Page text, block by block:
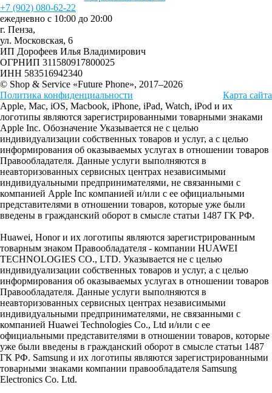
+7 (902) 080-62-22
ежедневно с 10:00 до 20:00
г. Пенза,
ул. Московская, 6
ИП Дорофеев Илья Владимирович
ОГРНИП 311580917800025
ИНН 583516942340
© Shop & Service «Future Phone», 2017–2026
Политика конфиденциальности
Карта сайта
Apple, Mac, iOS, Macbook, iPhone, iPad, Watch, iPod и их
логотипы являются зарегистрированными товарными знаками
Apple Inc. Обозначение Указывается не с целью
индивидуализации собственных товаров и услуг, а с целью
информирования об оказываемых услугах в отношении товаров
Правообладателя. Данные услуги выполняются в
неавторизованных сервисных центрах независимыми
индивидуальными предпринимателями, не связанными с
компанией Apple Inc компанией и/или с ее официальными
представителями в отношении товаров, которые уже были
введены в гражданский оборот в смысле статьи 1487 ГК РФ.
Huawei, Honor и их логотипы являются зарегистрированным
товарным знаком Правообладателя - компании HUAWEI
TECHNOLOGIES CO., LTD. Указывается не с целью
индивидуализации собственных товаров и услуг, а с целью
информирования об оказываемых услугах в отношении товаров
Правообладателя. Данные услуги выполняются в
неавторизованных сервисных центрах независимыми
индивидуальными предпринимателями, не связанными с
компанией Huawei Technologies Co., Ltd и/или с ее
официальными представителями в отношении товаров, которые
уже были введены в гражданский оборот в смысле статьи 1487
ГК РФ. Samsung и их логотипы являются зарегистрированными
товарными знаками компании правообладателя Samsung
Electronics Co. Ltd.